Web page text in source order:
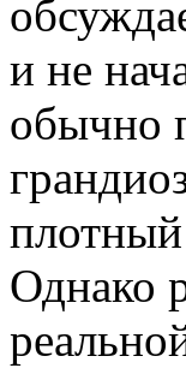
и не
обычно
Однако